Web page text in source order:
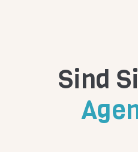
Sind